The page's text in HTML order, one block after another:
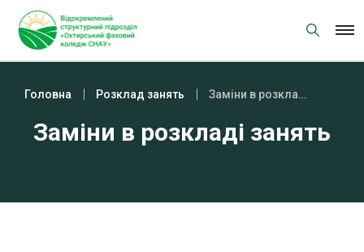
content
Головна Розклад занять Заміни в розкладі занять
Заміни в розкладі занять